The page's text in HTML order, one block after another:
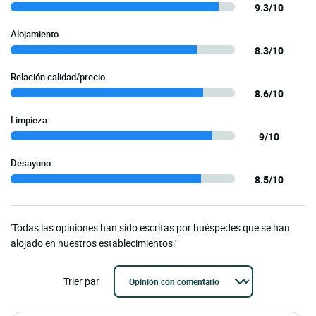
9.3/10
Alojamiento
8.3/10
Relación calidad/precio
8.6/10
Limpieza
9/10
Desayuno
8.5/10
'Todas las opiniones han sido escritas por huéspedes que se han
alojado en nuestros establecimientos.'
Trier par